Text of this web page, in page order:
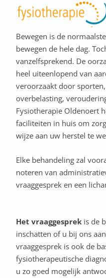
Bewegen is de
bewegen de hele dag.
vanzelfsprekend. De
heel uiteenlopend van
veroorzaakt door
overbelasting,
Fysiotherapie Oldenoert
faciliteiten in huis om
wijze aan uw herstel te
Elke behandeling zal
noteren van
vraaggesprek en een
Het vraaggesprek is de
inschatten of u bij ons
vraaggesprek is ook de
fysiotherapeutische
u zo goed mogelijk